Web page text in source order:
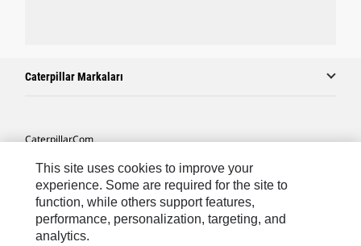
Caterpillar Markaları
Caterpillar.com
Caterpillar Müşteri Hizmetleri Ve Iletişim
Site Haritası
Cookie Settings
This site uses cookies to improve your
experience. Some are required for the site to
function, while others support features,
performance, personalization, targeting, and
analytics.